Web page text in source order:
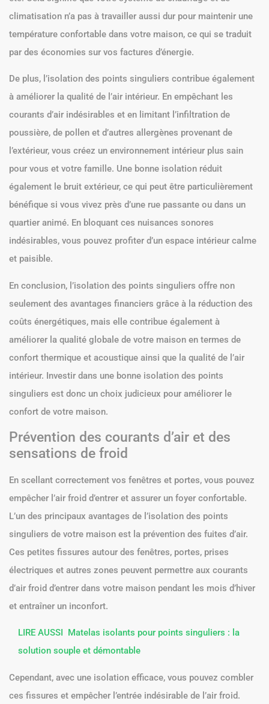
climatisation n’a pas à travailler aussi dur pour maintenir une
température confortable dans votre maison, ce qui se traduit
par des économies sur vos factures d’énergie.
De plus, l’isolation des points singuliers contribue également
à améliorer la qualité de l’air intérieur. En empêchant les
courants d’air indésirables et en limitant l’infiltration de
poussière, de pollen et d’autres allergènes provenant de
l’extérieur, vous créez un environnement intérieur plus sain
pour vous et votre famille. Une bonne isolation réduit
également le bruit extérieur, ce qui peut être particulièrement
bénéfique si vous vivez près d’une rue passante ou dans un
quartier animé. En bloquant ces nuisances sonores
indésirables, vous pouvez profiter d’un espace intérieur calme
et paisible.
En conclusion, l’isolation des points singuliers offre non
seulement des avantages financiers grâce à la réduction des
coûts énergétiques, mais elle contribue également à
améliorer la qualité globale de votre maison en termes de
confort thermique et acoustique ainsi que la qualité de l’air
intérieur. Investir dans une bonne isolation des points
singuliers est donc un choix judicieux pour améliorer le
confort de votre maison.
Prévention des courants d’air et des
sensations de froid
En scellant correctement vos fenêtres et portes, vous pouvez
empêcher l’air froid d’entrer et assurer un foyer confortable.
L’un des principaux avantages de l’isolation des points
singuliers de votre maison est la prévention des fuites d’air.
Ces petites fissures autour des fenêtres, portes, prises
électriques et autres zones peuvent permettre aux courants
d’air froid d’entrer dans votre maison pendant les mois d’hiver
et entraîner un inconfort.
LIRE AUSSI
Matelas isolants pour points singuliers : la
solution souple et démontable
Cependant, avec une isolation efficace, vous pouvez combler
ces fissures et empêcher l’entrée indésirable de l’air froid.